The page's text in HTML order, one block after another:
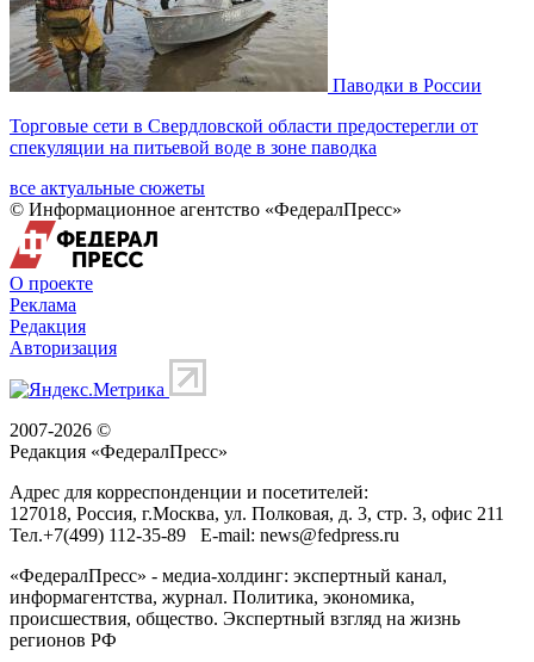
Паводки в России
Торговые сети в Свердловской области предостерегли от
спекуляции на питьевой воде в зоне паводка
все актуальные сюжеты
© Информационное агентство «ФедералПресс»
О проекте
Реклама
Редакция
Авторизация
2007-2026 ©
Редакция «ФедералПресс»
Адрес для корреспонденции и посетителей:
127018, Россия, г.Москва, ул. Полковая, д. 3, стр. 3, офис 211
Тел.+7(499) 112-35-89 E-mail: news@fedpress.ru
«ФедералПресс» - медиа-холдинг: экспертный канал,
информагентства, журнал. Политика, экономика,
происшествия, общество. Экспертный взгляд на жизнь
регионов РФ